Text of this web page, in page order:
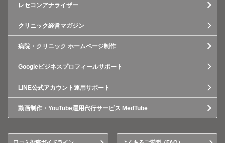
レセコンアナライザー
クリニック経営マガジン
病院・クリニック ホームページ制作
Googleビジネスプロフィールサポート
LINE公式アカウント運用サポート
動画制作・YouTube運用代行サービス MedTube